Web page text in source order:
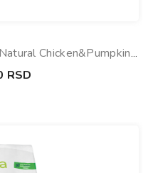
Chicken&Pumpkin
RSD